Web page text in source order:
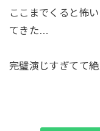
ここまでくると怖
てきた…
完璧演じすぎてて